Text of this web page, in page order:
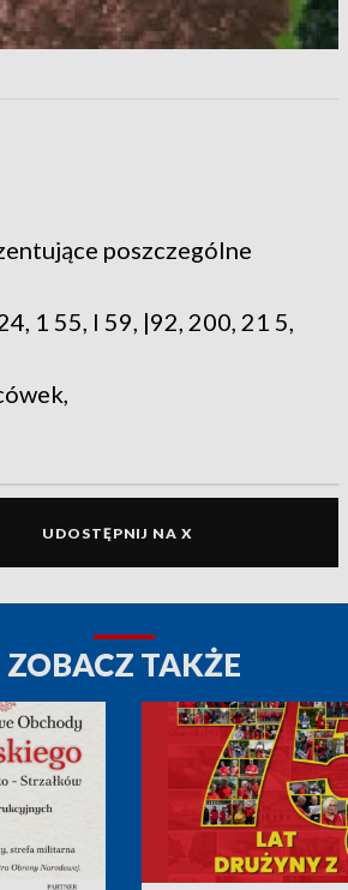
poszczególne
1 55, l 59, |92, 200, 21 5,
UDOSTĘPNIJ NA X
ZOBACZ TAKŻE